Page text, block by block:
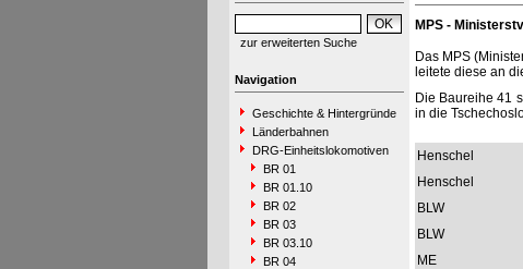
zur erweiterten Suche
Navigation
Geschichte & Hintergründe
Länderbahnen
DRG-Einheitslokomotiven
BR 01
BR 01.10
BR 02
BR 03
BR 03.10
BR 04
MPS -
Das MPS
leitete diese an
Die Baureihe 41
in die
Henschel
Henschel
BLW
BLW
ME